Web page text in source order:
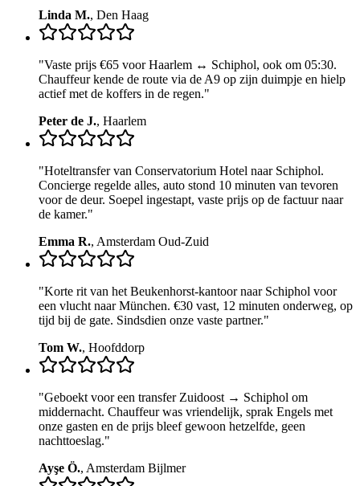
Linda M., Den Haag
"Vaste prijs €65 voor Haarlem ↔ Schiphol, ook om 05:30.
Chauffeur kende de route via de A9 op zijn duimpje en hielp
actief met de koffers in de regen."
Peter de J., Haarlem
"Hoteltransfer van Conservatorium Hotel naar Schiphol.
Concierge regelde alles, auto stond 10 minuten van tevoren
voor de deur. Soepel ingestapt, vaste prijs op de factuur naar
de kamer."
Emma R., Amsterdam Oud-Zuid
"Korte rit van het Beukenhorst-kantoor naar Schiphol voor
een vlucht naar München. €30 vast, 12 minuten onderweg, op
tijd bij de gate. Sindsdien onze vaste partner."
Tom W., Hoofddorp
"Geboekt voor een transfer Zuidoost → Schiphol om
middernacht. Chauffeur was vriendelijk, sprak Engels met
onze gasten en de prijs bleef gewoon hetzelfde, geen
nachttoeslag."
Ayşe Ö., Amsterdam Bijlmer